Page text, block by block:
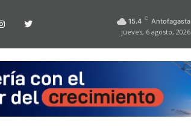
15.4 C Antofagasta
jueves, 6 agosto, 2026